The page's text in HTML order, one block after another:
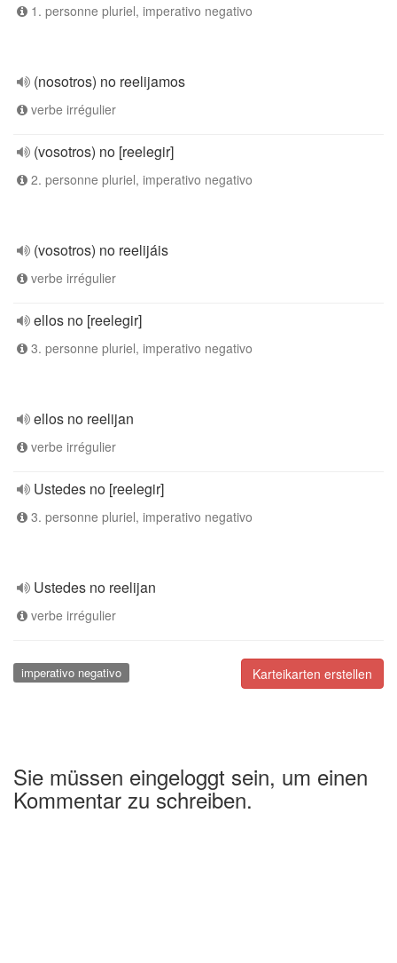
1. personne pluriel, imperativo negativo
(nosotros) no reelijamos
verbe irrégulier
(vosotros) no [reelegir]
2. personne pluriel, imperativo negativo
(vosotros) no reelijáis
verbe irrégulier
ellos no [reelegir]
3. personne pluriel, imperativo negativo
ellos no reelijan
verbe irrégulier
Ustedes no [reelegir]
3. personne pluriel, imperativo negativo
Ustedes no reelijan
verbe irrégulier
Karteikarten erstellen
imperativo negativo
Sie müssen eingeloggt sein, um einen
Kommentar zu schreiben.